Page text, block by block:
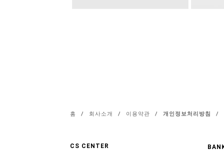
홈 / 회사소개 / 이용약관 / 개인정보처리방침 /
CS CENTER